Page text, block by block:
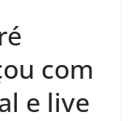
com
e live